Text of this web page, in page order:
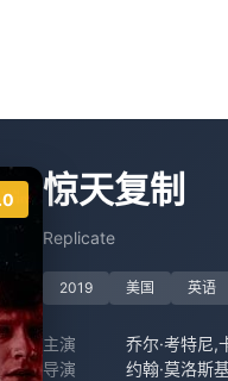
惊天复制
Replicate
2019 美国 英语
主演
导演
约翰·莫洛斯